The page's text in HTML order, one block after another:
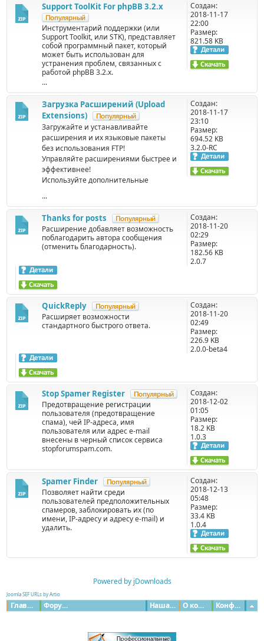
Support ToolKit For phpBB 3.2.x
Инструментарий поддержки (или
Support Toolkit, или STK), представляет
собой программный пакет, который
может быть использован для
устранения проблем, связанных с
работой phpBB 3.2.x.
...
Создан:
2018-11-17
22:00
Размер:
821.58 KB
Загрузка Расширений (Upload
Extensions)
Загружайте и устанавливайте
расширения и их языковые пакеты
без использования FTP!
Управляйте расширениями быстрее и
эффективнее!
Используйте дополнительные
...
Создан:
2018-11-17
23:10
Размер:
694.52 KB
3.2.0-RC
Thanks for posts
Расширение добавляет возможность
поблагодарить автора сообщения
(отменить благодарность).
Создан:
2018-11-20
02:29
Размер:
182.56 KB
2.0.7
QuickReply
Расширяет возможности
стандартного быстрого ответа.
Создан:
2018-11-20
02:49
Размер:
226.9 KB
2.0.0-beta4
Stop Spamer Register
Предотвращение регистрации
пользователя (предотвращение
спама), чей IP-адреса, имя
пользователя или адрес e-mail
внесены в черный список сервиса
stopforumspam.com.
Создан:
2018-12-02
01:05
Размер:
18.2 KB
1.0.3
Spamer Finder
Позволяет найти среди
пользователей предположительных
спамеров, заблокировать их (по
имени, IP-адресу и адресу e-mail) и
удалить.
Создан:
2018-12-13
05:48
Размер:
33.4 KB
1.0.4
Powered by jDownloads
Joomla SEF URLs by Artio
Главная Форумы Конфиденциальность
О команде
Наша команда